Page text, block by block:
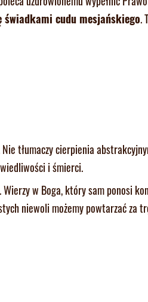
świadkami cudu mesjańskiego.
tłumaczy cierpienia
i śmierci.
w Boga, który sam ponosi
niewoli możemy powtarzać za